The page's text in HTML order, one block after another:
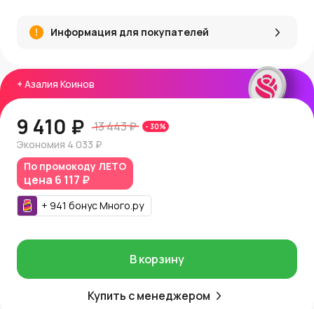
+ Азалия Коинов
9 410 ₽ 13 443 ₽ - 30%
Экономия 4 033 ₽
По промокоду ЛЕТО
цена 6 117 ₽
+ 941 бонусМного.ру
В корзину
Купить с менеджером
Информация для покупателей